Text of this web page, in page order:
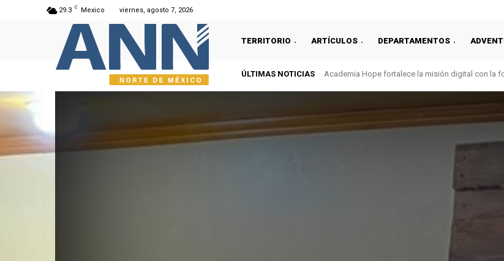
29.3 C Mexico viernes, agosto 7, 2026
TERRITORIO ARTÍCULOS DEPARTAMENTOS
ÚLTIMAS NOTICIAS Academia Hope fortalece la misión digital con la